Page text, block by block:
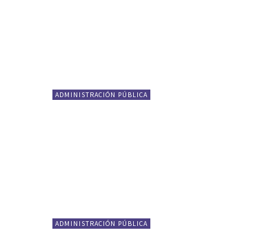
ADMINISTRACIÓN PÚBLICA
ADMINISTRACIÓN PÚBLICA